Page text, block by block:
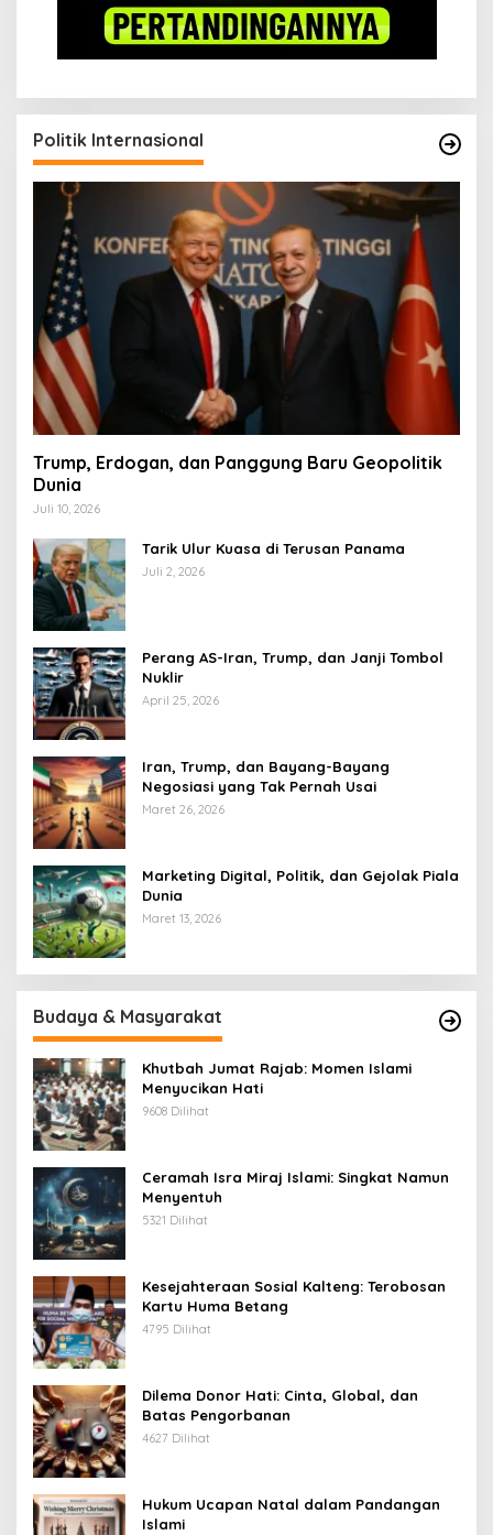
Politik Internasional
Trump, Erdogan, dan Panggung Baru Geopolitik
Dunia
Juli 10, 2026
Tarik Ulur Kuasa di Terusan Panama
Juli 2, 2026
Perang AS-Iran, Trump, dan Janji Tombol
Nuklir
April 25, 2026
Iran, Trump, dan Bayang-Bayang
Negosiasi yang Tak Pernah Usai
Maret 26, 2026
Marketing Digital, Politik, dan Gejolak Piala
Dunia
Maret 13, 2026
Budaya & Masyarakat
Khutbah Jumat Rajab: Momen Islami
Menyucikan Hati
9608 Dilihat
Ceramah Isra Miraj Islami: Singkat Namun
Menyentuh
5321 Dilihat
Kesejahteraan Sosial Kalteng: Terobosan
Kartu Huma Betang
4795 Dilihat
Dilema Donor Hati: Cinta, Global, dan
Batas Pengorbanan
4627 Dilihat
Hukum Ucapan Natal dalam Pandangan
Islami